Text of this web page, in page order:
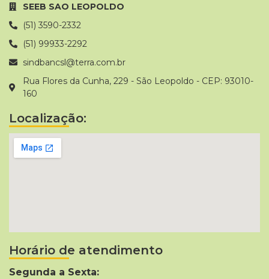
SEEB SAO LEOPOLDO
(51) 3590-2332
(51) 99933-2292
sindbancsl@terra.com.br
Rua Flores da Cunha, 229 - São Leopoldo - CEP: 93010-
160
Localização:
Horário de atendimento
Segunda a Sexta: